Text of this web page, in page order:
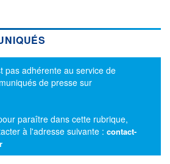
pas adhérente au service de
de presse sur
paraître dans cette rubrique,
à l'adresse suivante : contact-